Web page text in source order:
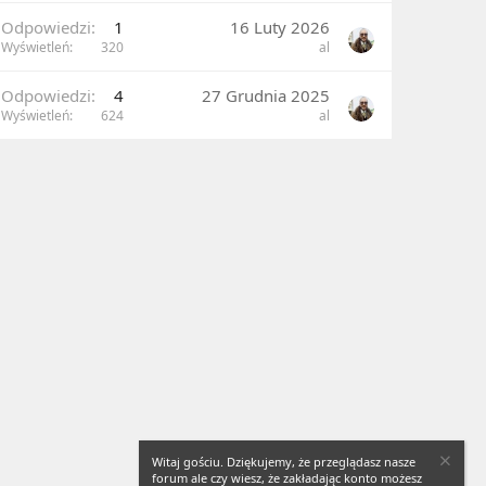
Odpowiedzi 1
Wyświetleń 320
16 Luty 2026
al
Odpowiedzi 4
Wyświetleń 624
27 Grudnia 2025
al
Witaj gościu. Dziękujemy, że przeglądasz nasze
forum ale czy wiesz, że zakładając konto możesz